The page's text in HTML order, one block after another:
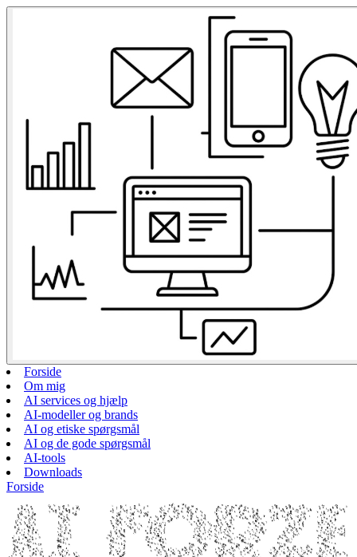
Forside
Om mig
AI services og hjælp
AI-modeller og brands
AI og etiske spørgsmål
AI og de gode spørgsmål
AI-tools
Downloads
Forside